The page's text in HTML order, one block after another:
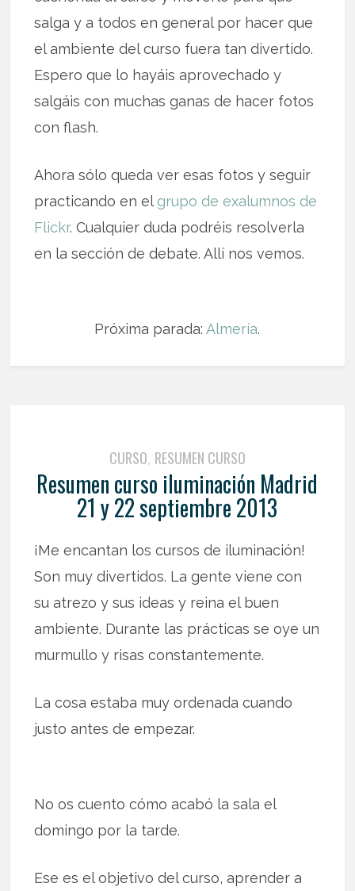
salga y a todos en general por hacer que
el ambiente del curso fuera tan divertido.
Espero que lo hayáis aprovechado y
salgáis con muchas ganas de hacer fotos
con flash.
Ahora sólo queda ver esas fotos y seguir
practicando en el grupo de exalumnos de
Flickr. Cualquier duda podréis resolverla
en la sección de debate. Allí nos vemos.
Próxima parada: Almería.
CURSO, RESUMEN CURSO
Resumen curso iluminación Madrid
21 y 22 septiembre 2013
¡Me encantan los cursos de iluminación!
Son muy divertidos. La gente viene con
su atrezo y sus ideas y reina el buen
ambiente. Durante las prácticas se oye un
murmullo y risas constantemente.
La cosa estaba muy ordenada cuando
justo antes de empezar.
No os cuento cómo acabó la sala el
domingo por la tarde.
Ese es el objetivo del curso, aprender a